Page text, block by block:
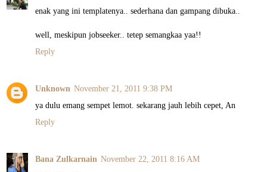
enak yang ini templatenya.. sederhana dan gampang dibuka..
well, meskipun jobseeker.. tetep semangkaa yaa!!
Reply
Unknown November 21, 2011 9:38 PM
ya dulu emang sempet lemot. sekarang jauh lebih cepet, An
Reply
Bana Zulkarnain November 22, 2011 8:16 AM